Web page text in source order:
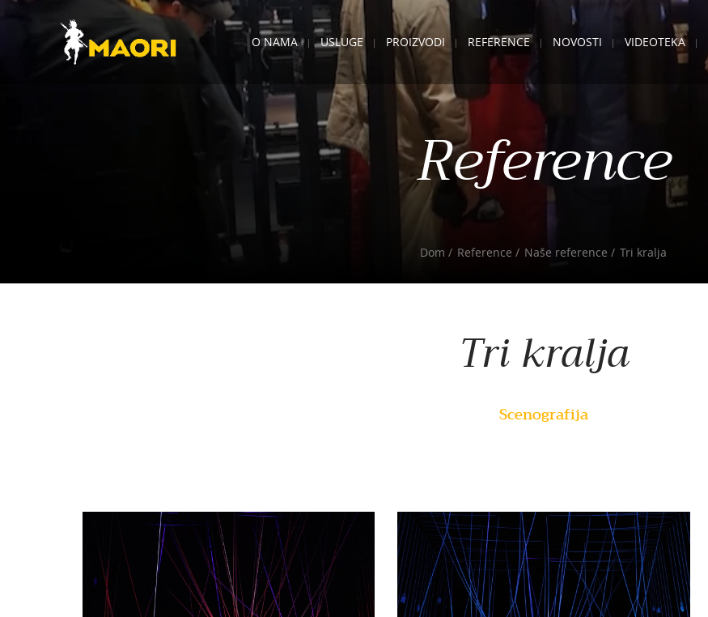
O NAMA USLUGE PROIZVODI REFERENCE NOVOSTI VIDEOTEKA
Reference
Dom Reference Naše reference Tri kralja
Tri kralja
Scenografija